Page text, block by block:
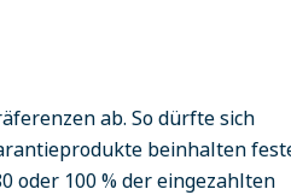
ab. So dürfte sich
beinhalten
oder 100 % der eingezahlten